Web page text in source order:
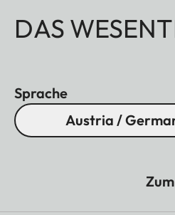
DAS
Sprache
Austria /